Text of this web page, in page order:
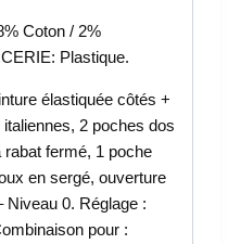
Coton / 2%
Plastique.
élastiquée côtés +
2 poches dos
fermé, 1 poche
en sergé, ouverture
Niveau 0. Réglage :
pour :